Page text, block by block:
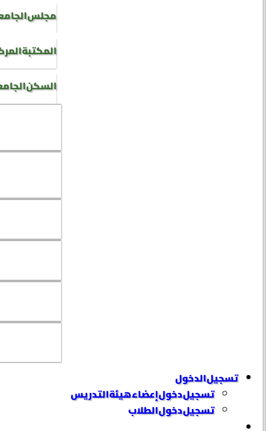
مجلس
المكتبة
السكن
تسجيل الدخول
تسجيل دخول إعضاء هيئة التدريس
تسجيل دخول الطلاب